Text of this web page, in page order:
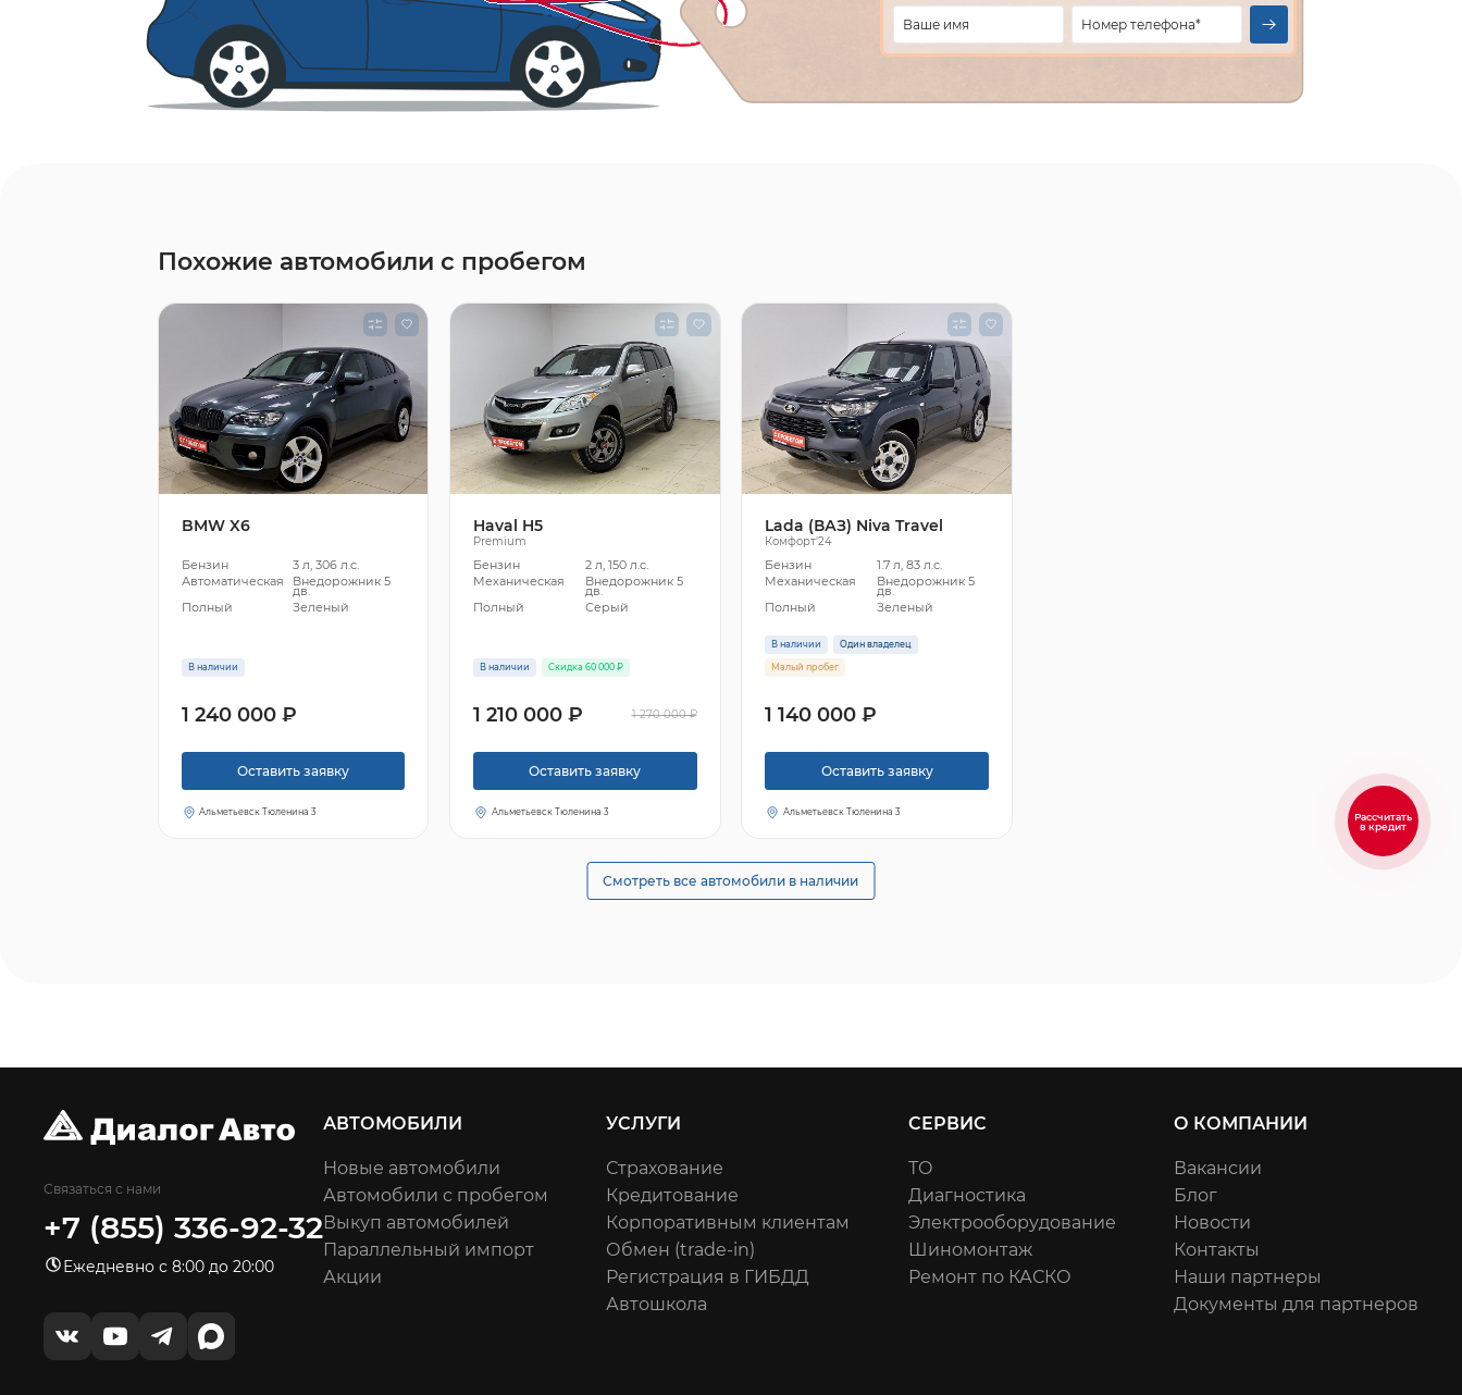
Похожие автомобили с пробегом
BMW X6
Бензин
3 л, 306 л.с.
Автоматическая
Внедорожник 5
дв.
Полный
Зеленый
В наличии
1 240 000 ₽
Оставить заявку
Альметьевск Тюленина 3
Haval H5
Premium
Бензин
2 л, 150 л.с.
Механическая
Внедорожник 5
дв.
Полный
Серый
В наличии Скидка 60 000 ₽
1 210 000 ₽ 1 270 000 ₽
Оставить заявку
Альметьевск Тюленина 3
Lada (ВАЗ) Niva Travel
Комфорт'24
Бензин
1.7 л, 83 л.с.
Механическая
Внедорожник 5
дв.
Полный
Зеленый
В наличии Один владелец
Малый пробег
1 140 000 ₽
Оставить заявку
Альметьевск Тюленина 3
Смотреть все автомобили в наличии
Связаться с нами
+7 (855) 336-92-32
Ежедневно с 8:00 до 20:00
АВТОМОБИЛИ
Новые автомобили
Автомобили с пробегом
Выкуп автомобилей
Параллельный импорт
Акции
УСЛУГИ
Страхование
Кредитование
Корпоративным клиентам
Обмен (trade-in)
Регистрация в ГИБДД
Автошкола
СЕРВИС
ТО
Диагностика
Электрооборудование
Шиномонтаж
Ремонт по КАСКО
О КОМПАНИИ
Вакансии
Блог
Новости
Контакты
Наши партнеры
Документы для партнеров
Рассчитать
в кредит